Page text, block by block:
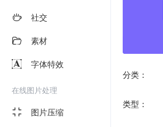
社交
素材
字体特效
在线图片处理
图片压缩
分类：
类型：